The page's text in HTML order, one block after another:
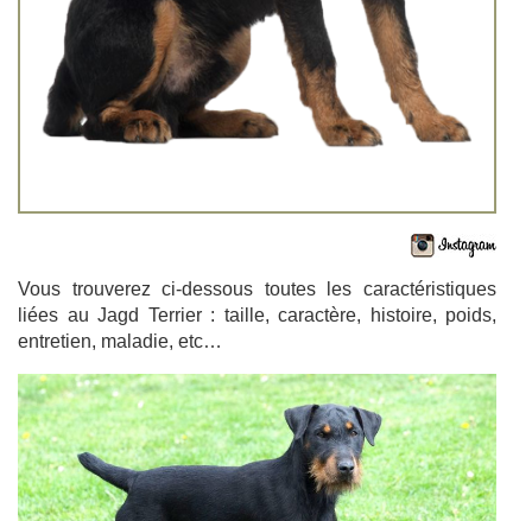
Vous trouverez ci-dessous toutes les caractéristiques
liées au Jagd Terrier : taille, caractère, histoire, poids,
entretien, maladie, etc…